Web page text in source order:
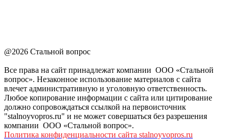
@2026 Стальной вопрос
Все права на сайт принадлежат компании ООО «Стальной
вопрос». Незаконное использование материалов с сайта
влечет административную и уголовную ответственность.
Любое копирование информации с сайта или цитирование
должно сопровождаться ссылкой на первоисточник
"stalnoyvopros.ru" и не может совершаться без разрешения
компании ООО «Стальной вопрос».
Политика конфиденциальности сайта stalnoyvopros.ru